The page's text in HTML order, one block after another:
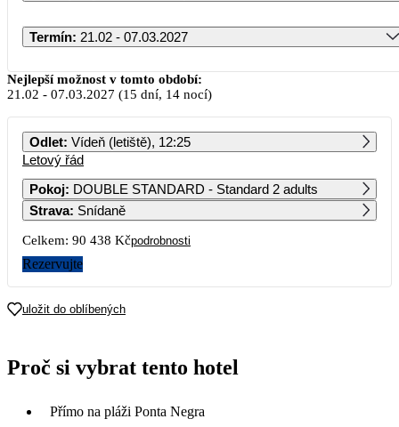
Termín: 21.02 - 07.03.2027
Únor 2027
PO ÚT ST ČT PÁ SO NE
48 679 49 819 47 689 43 989
8
46 539
22
46 539
Nejlepší možnost v tomto období:
21.02 - 07.03.2027 (15 dní, 14 nocí)
Odlet: Vídeň (letiště), 12:25
Letový řád
Pokoj: DOUBLE STANDARD - Standard 2 adults
Strava: Snídaně
Celkem: 90 438 Kčpodrobnosti
Rezervujte
uložit do oblíbených
Proč si vybrat tento hotel
Přímo na pláži Ponta Negra